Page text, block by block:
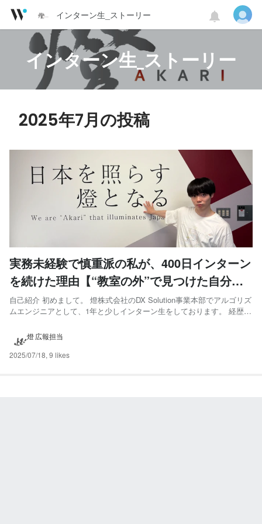
インターン生_ストーリー
インターン生_ストーリー
2025年7月の投稿
実務未経験で慎重派の私が、400日インターン
を続けた理由【“教室の外”で見つけた自分な
りの答えと成長】
自己紹介 初めまして。 燈株式会社のDX Solution事業本部でアルゴリズ
ムエンジニアとして、1年と少しインターン生をしております。 経歴と
りません。 現在は、電気通信大学の学部4年でセキュリティ情報学を専
攻しています。最近は卒業研究と並行しなが...
燈 広報担当
2025/07/18, 9 likes